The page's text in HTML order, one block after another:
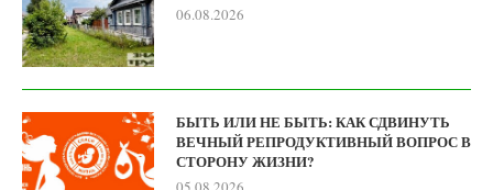
06.08.2026
БЫТЬ ИЛИ НЕ БЫТЬ: КАК СДВИНУТЬ
ВЕЧНЫЙ РЕПРОДУКТИВНЫЙ ВОПРОС В
СТОРОНУ ЖИЗНИ?